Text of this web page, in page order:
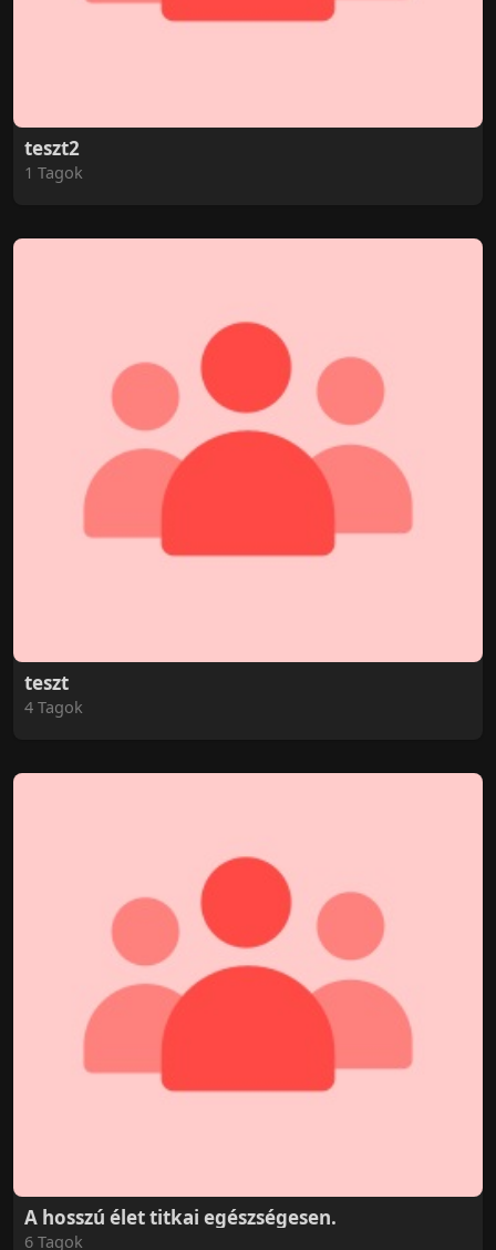
teszt2
1 Tagok
teszt
4 Tagok
A hosszú élet titkai egészségesen.
6 Tagok